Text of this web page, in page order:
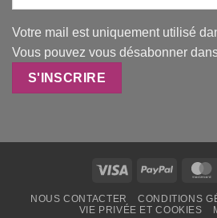
Votre mail est uniquement utilisé
Vous pouvez vous désabonner
Visa PayPal
NOUS CONTACTER
CONDITIONS
VIE PRIVÉE ET COOKIES